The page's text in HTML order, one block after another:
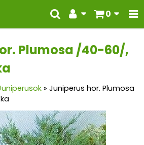
0
Plumosa /40-60/,
» Juniperus hor. Plumosa